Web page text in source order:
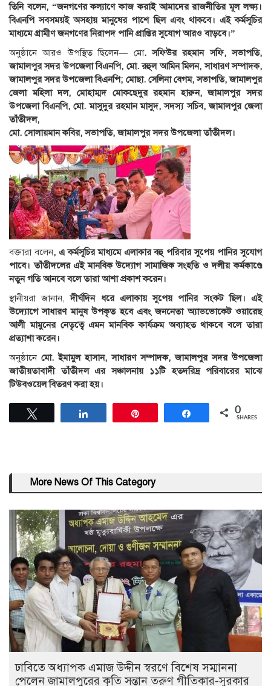
তিনি বলেন, “জনগণের কল্যাণে কাজ করাই আমাদের রাজনীতির মূল লক্ষ্য।
বিএনপি সবসময়ই অসহায় মানুষের পাশে ছিল এবং থাকবে। এই কর্মসূচির
মাধ্যমে গ্রামীণ জনগণের নিরাপদ পানি প্রাপ্তির সুযোগ আরও বাড়বে।”
অনুষ্ঠানে আরও উপস্থিত ছিলেন— মো. সফিউর রহমান সফি, সভাপতি,
জামালপুর সদর উপজেলা বিএনপি, মো. রহুল আমিন মিলন, সাধারণ সম্পাদক,
জামালপুর সদর উপজেলা বিএনপি; মোছা. সেলিনা বেগম, সভাপতি, জামালপুর
জেলা মহিলা দল, মোহাম্মদ মোকছেদুর রহমান হারুন, জামালপুর সদর
উপজেলা বিএনপি, মো. মাসুদুর রহমান মাসুদ, সদস্য সচিব, জামালপুর জেলা
তাঁতীদল,
মো. সোলায়মান কবির, সভাপতি, জামালপুর সদর উপজেলা তাঁতীদল।
বক্তারা বলেন, এ কর্মসূচির মাধ্যমে এলাকার বহু পরিবার সুপেয় পানির সুযোগ
পাবে। তাঁতীদলের এই মানবিক উদ্যোগ সামাজিক সংহতি ও দলীয় কর্মকাণ্ডে
নতুন গতি আনবে বলে তারা আশা প্রকাশ করেন।
স্থানীয়রা জানান,দীর্ঘদিন ধরে এলাকায় সুপেয় পানির সংকট ছিল। এই
উদ্যোগে সাধারণ মানুষ উপকৃত হবে এবং জননেতা অ্যাডভোকেট ওয়ারেছ
আলী মামুনের নেতৃত্বে এমন মানবিক কার্যক্রম অব্যাহত থাকবে বলে তারা
প্রত্যাশা করেন।
অনুষ্ঠানে মো. ইমামুল হাসান, সাধারণ সম্পাদক, জামালপুর সদর উপজেলা
জাতীয়তাবাদী তাঁতীদল এর সঞ্চালনায় ১১টি হতদরিদ্র পরিবারের মাঝে
টিউবওয়েল বিতরণ করা হয়।
Share 0
SHARES
More News Of This Category
ঢাবিতে অধ্যাপক এমাজ উদ্দীন স্বরণে বিশেষ সম্মাননা
পেলেন জামালপুরের কৃতি সন্তান তরুণ গীতিকার-সুরকার